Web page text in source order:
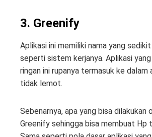
3. Greenify
Aplikasi ini memiliki nama yang
seperti sistem kerjanya. Aplikasi
ringan ini rupanya termasuk ke dalam
tidak lemot.
Sebenarnya, apa yang bisa dilakukan
Greenify sehingga bisa membuat Hp